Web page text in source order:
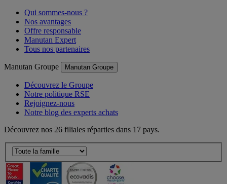
Qui sommes-nous ?
Nos avantages
Offre responsable
Manutan Expert
Tous nos partenaires
Manutan Groupe Manutan Groupe
Découvrez le Groupe
Notre politique RSE
Rejoignez-nous
Notre blog des experts achats
Découvrez nos 26 filiales réparties dans 17 pays.